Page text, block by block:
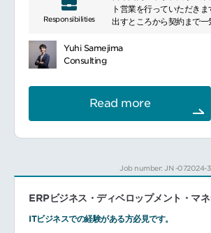
サルタントとしての専門
ンパクトを感じながら仕事
■働く環境
充実した福利厚生
Responsibilities
ト営業を行っていただき
出すところから契約まで一
度の規模主な業務は下記に
社内のエンジニアチームと
める
システム導入までのフォロー
Yuhi Samejima
Consulting
Read more
Job number: JN -072024-
ERPビジネス・ディベロップメント・マ
ITビジネスでの経験がある方必見です。